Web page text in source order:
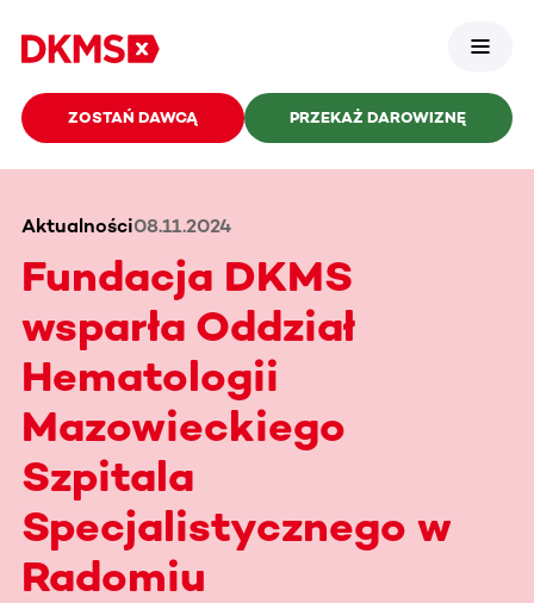
ZOSTAŃ DAWCĄ PRZEKAŻ DAROWIZNĘ
Aktualności08.11.2024
Fundacja DKMS
wsparła Oddział
Hematologii
Mazowieckiego
Szpitala
Specjalistycznego w
Radomiu